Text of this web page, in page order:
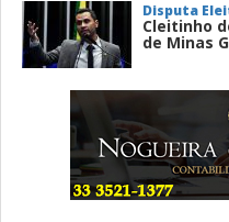
Disputa
Cleitinho
de Minas
Entenda
Pix
e como